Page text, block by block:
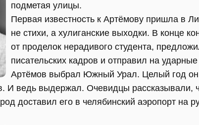
подметая улицы.
Первая известность к Артёмову пришла в
не стихи, а хулиганские выходки. В конце
от проделок нерадивого студента,
писательских кадров и отправил на
Артёмов выбрал Южный Урал. Целый год он
И ведь выдержал. Очевидцы рассказывали,
доставил его в челябинский аэропорт на